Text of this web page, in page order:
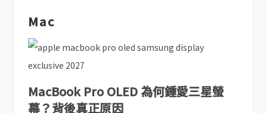
Mac
MacBook Pro OLED 為何鍾愛三星螢
幕？背後真正原因